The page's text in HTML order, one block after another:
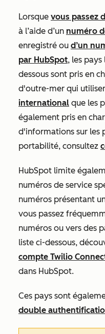
Lorsque vous passez
à l’aide d’un numéro
enregistré ou d’un
par HubSpot, les
dessous sont pris en
d'outre-mer qui
international que les
également pris en
d'informations sur les
portabilité, consultez
HubSpot limite
numéros de service
numéros présentant
vous passez
numéros ou vers des
liste ci-dessous,
compte Twilio
dans HubSpot.
Ces pays sont
double